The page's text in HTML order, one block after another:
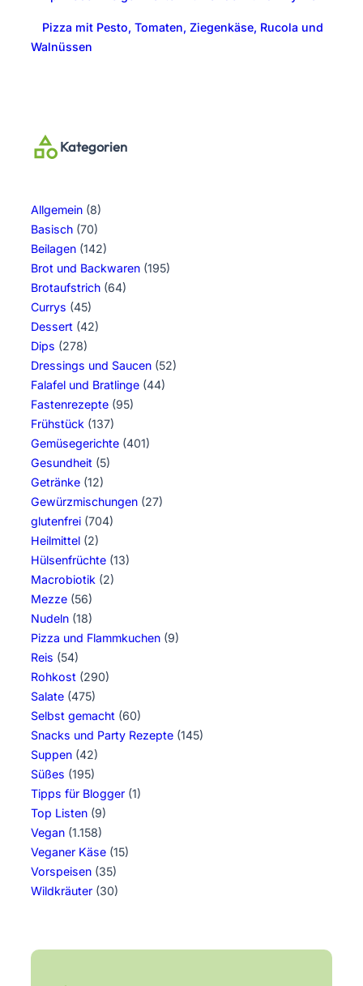
Pizza mit Pesto, Tomaten, Ziegenkäse, Rucola und
Walnüssen
Kategorien
Allgemein (8)
Basisch (70)
Beilagen (142)
Brot und Backwaren (195)
Brotaufstrich (64)
Currys (45)
Dessert (42)
Dips (278)
Dressings und Saucen (52)
Falafel und Bratlinge (44)
Fastenrezepte (95)
Frühstück (137)
Gemüsegerichte (401)
Gesundheit (5)
Getränke (12)
Gewürzmischungen (27)
glutenfrei (704)
Heilmittel (2)
Hülsenfrüchte (13)
Macrobiotik (2)
Mezze (56)
Nudeln (18)
Pizza und Flammkuchen (9)
Reis (54)
Rohkost (290)
Salate (475)
Selbst gemacht (60)
Snacks und Party Rezepte (145)
Suppen (42)
Süßes (195)
Tipps für Blogger (1)
Top Listen (9)
Vegan (1.158)
Veganer Käse (15)
Vorspeisen (35)
Wildkräuter (30)